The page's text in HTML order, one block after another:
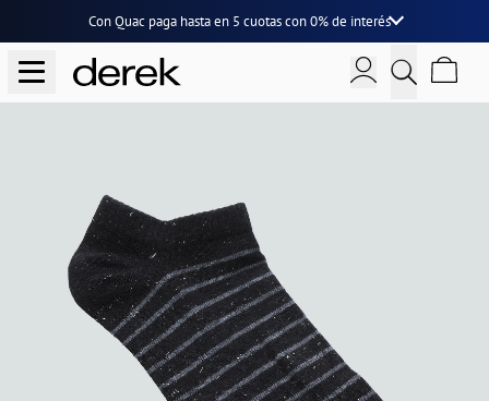
Con Quac paga hasta en 5 cuotascon0% de interés